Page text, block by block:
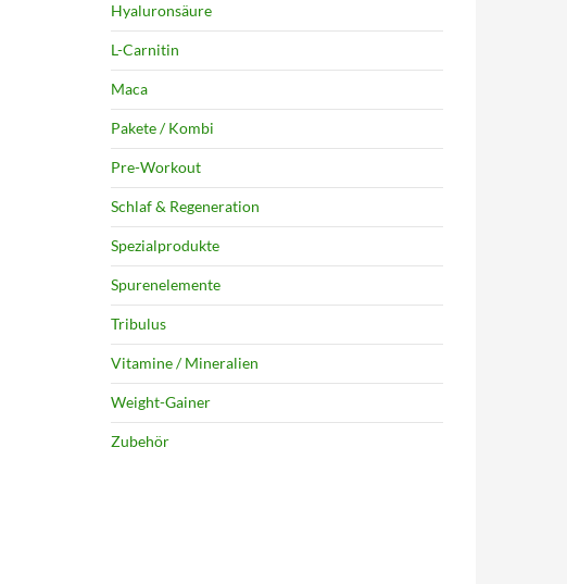
Hyaluronsäure
L-Carnitin
Maca
Pakete / Kombi
Pre-Workout
Schlaf & Regeneration
Spezialprodukte
Spurenelemente
Tribulus
Vitamine / Mineralien
Weight-Gainer
Zubehör